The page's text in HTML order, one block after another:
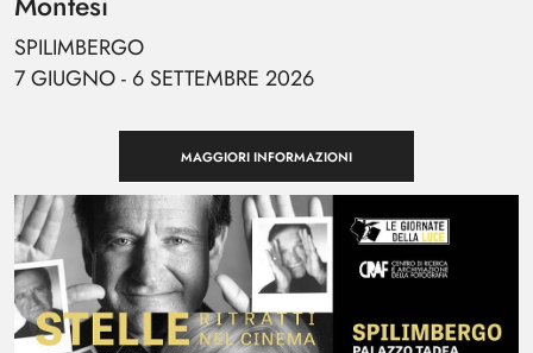
SPILIMBERGO
7 GIUGNO - 6 SETTEMBRE 2026
MAGGIORI INFORMAZIONI